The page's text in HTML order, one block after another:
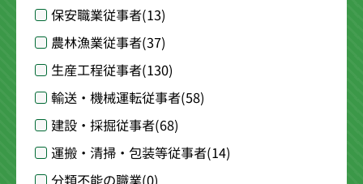
保安職業従事者(13)
農林漁業従事者(37)
生産工程従事者(130)
輸送・機械運転従事者(58)
建設・採掘従事者(68)
運搬・清掃・包装等従事者(14)